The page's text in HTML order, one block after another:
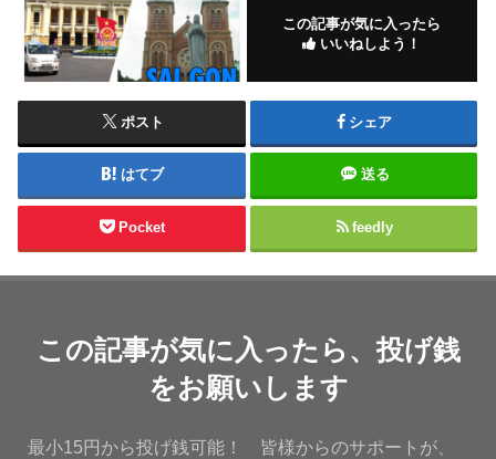
この記事が気に入ったら
いいねしよう！
ポスト シェア
はてブ 送る
Pocket feedly
この記事が気に入ったら、投げ銭
をお願いします
最小15円から投げ銭可能！ 皆様からのサポートが、